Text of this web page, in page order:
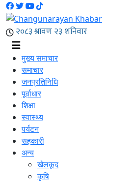
मुख्य समाचार
समाचार
जनप्रतिनिधि
पूर्वाधार
शिक्षा
स्वास्थ्य
पर्यटन
सहकारी
अन्य
खेलकूद
कृषि